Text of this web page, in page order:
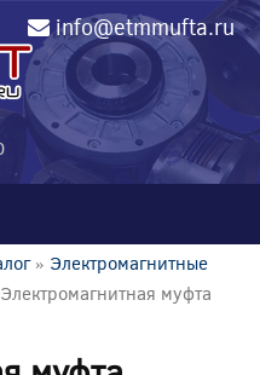
info@etmmufta.ru
» Электромагнитные
муфта